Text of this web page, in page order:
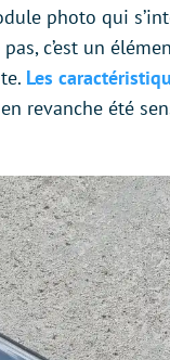
photo qui
c’est un
Les
revanche été